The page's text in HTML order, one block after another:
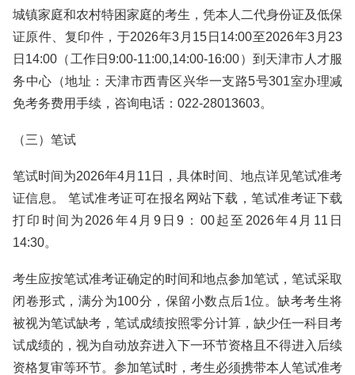
城镇家庭和农村特困家庭的考生，凭本人二代身份证及低保
证原件、复印件，于2026年3月15日14:00至2026年3月23
日14:00（工作日9:00-11:00,14:00-16:00）到天津市人才服
务中心（地址：天津市西青区兴华一支路5号301室办理减
免考务费用手续，咨询电话：022-28013603。
（三）笔试
笔试时间为2026年4月11日，具体时间、地点详见笔试准考
证信息。 笔试准考证可在报名网站下载，笔试准考证下载
打印时间为2026年4月9日9：00起至2026年4月11日
14:30。
考生应按笔试准考证确定的时间和地点参加笔试，笔试采取
闭卷形式，满分为100分，保留小数点后1位。缺考考生将
被视为笔试缺考，笔试成绩按照零分计算，缺少任一科目考
试成绩的，视为自动放弃进入下一环节资格且不得进入后续
资格复审等环节。参加笔试时，考生必须携带本人笔试准考